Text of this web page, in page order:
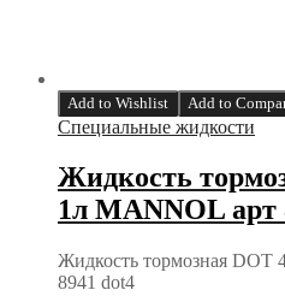
Add to Wishlist Add to
Специальные жидкости
Жидкость
1л MANNOL арт
Жидкость тормозная DOT
8941 dot4